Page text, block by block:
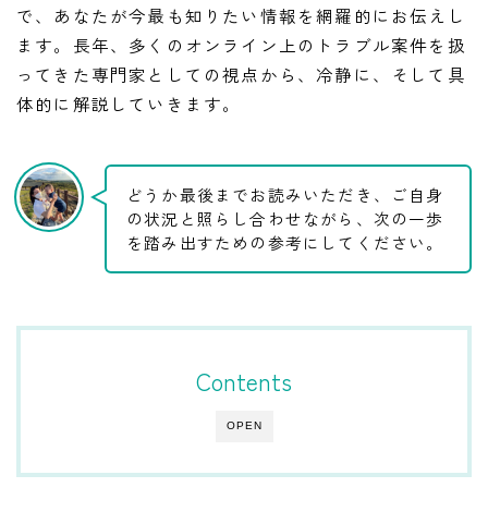
で、あなたが今最も知りたい情報を網羅的にお伝えし
ます。長年、多くのオンライン上のトラブル案件を扱
ってきた専門家としての視点から、冷静に、そして具
体的に解説していきます。
どうか最後までお読みいただき、ご自身
の状況と照らし合わせながら、次の一歩
を踏み出すための参考にしてください。
OPEN
Contents